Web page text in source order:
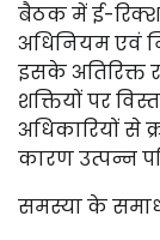
बैठक में ई-
अधिनियम एवं
इसके अतिरिक्त
शक्तियों पर
अधिकारियों से
कारण उत्पन्न
समस्या के